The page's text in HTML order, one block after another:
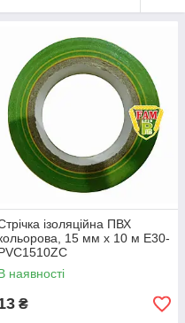
ізоляційна ПВХ
15 мм х 10 м E30-
наявності
₴